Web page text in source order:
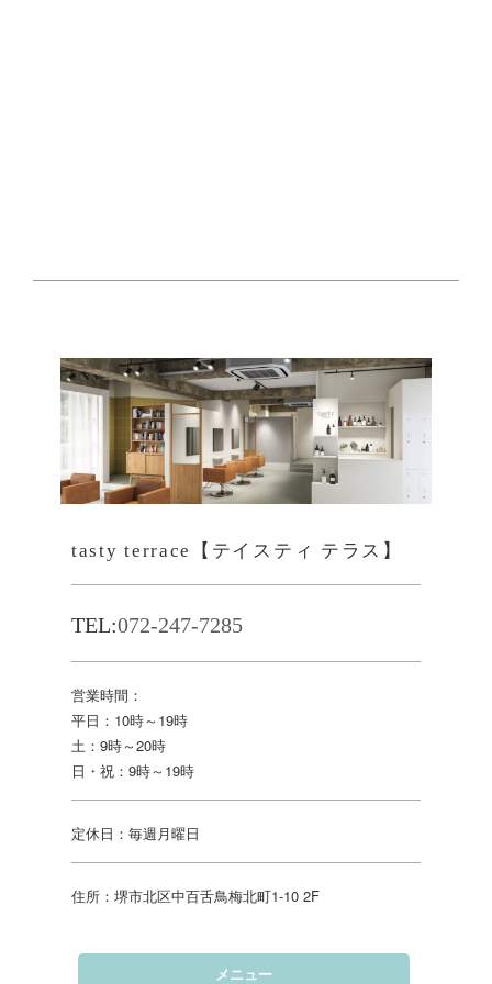
tasty terrace【テイスティ テラス】
TEL:072-247-7285
営業時間：
平日：10時～19時
土：9時～20時
日・祝：9時～19時
定休日：毎週月曜日
住所：堺市北区中百舌鳥梅北町1-10 2F
メニュー